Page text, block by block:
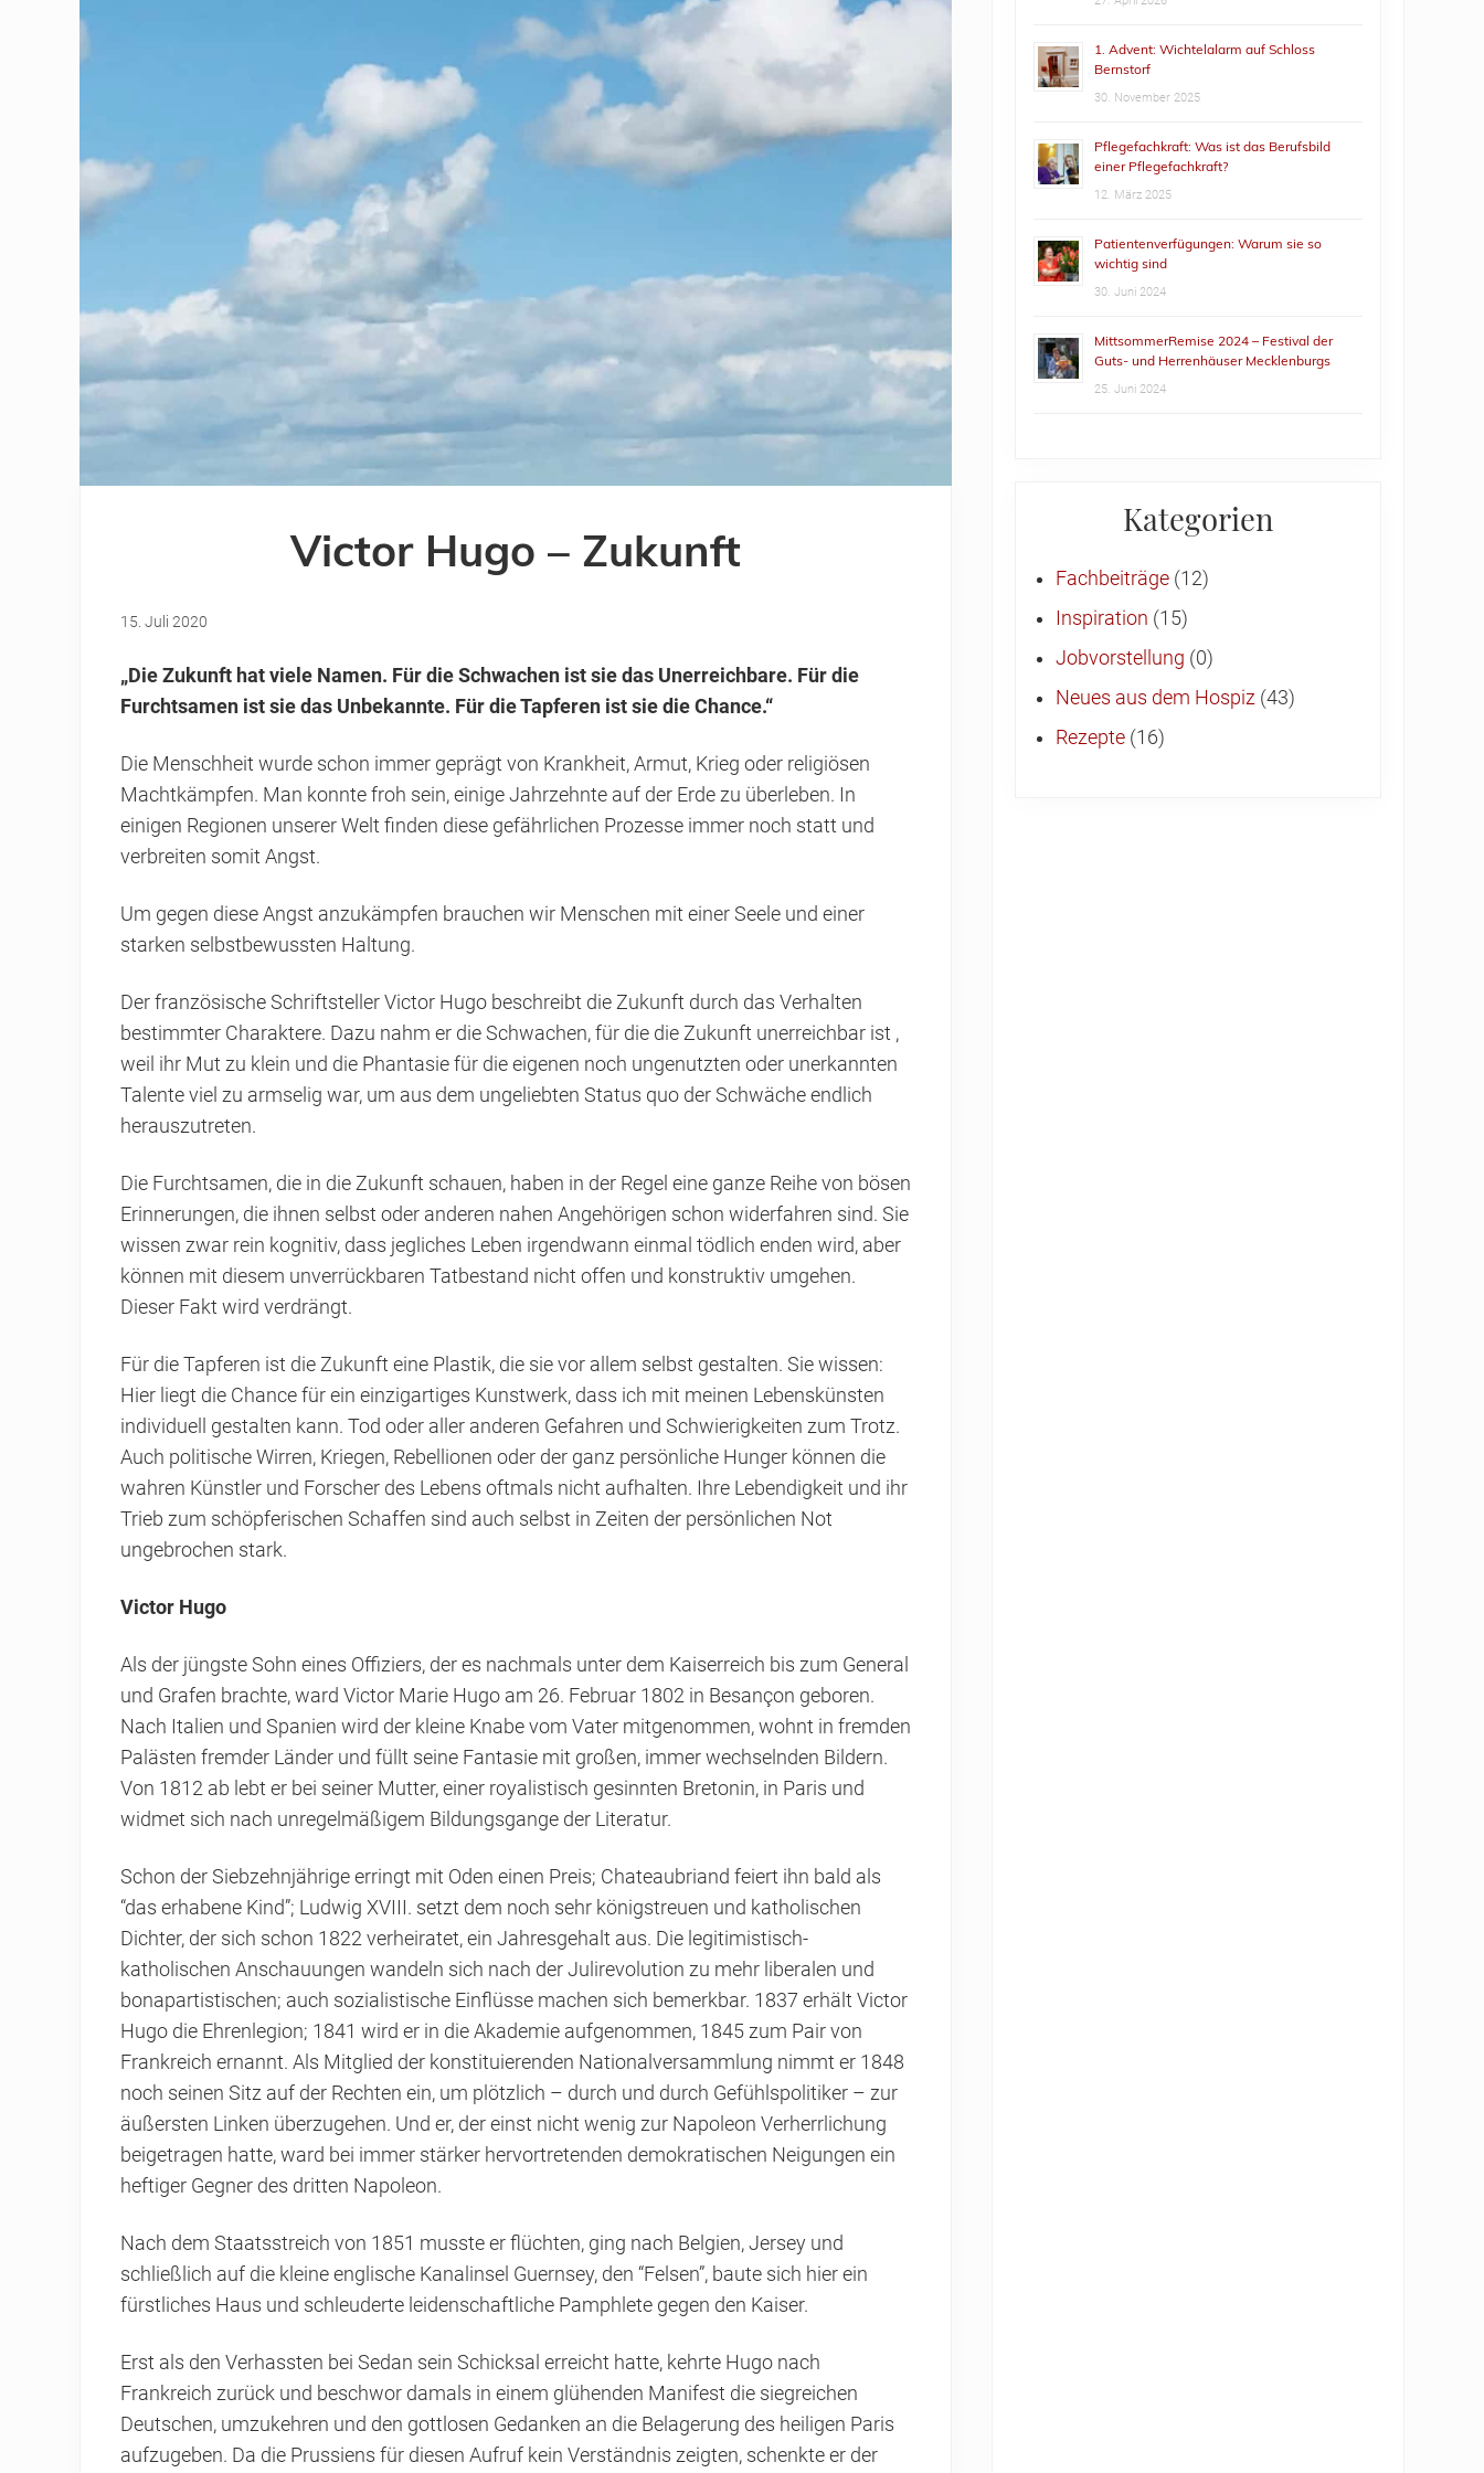
Victor Hugo – Zukunft
15. Juli 2020
„Die Zukunft hat viele Namen. Für die Schwachen ist sie das Unerreichbare. Für die
Furchtsamen ist sie das Unbekannte. Für die Tapferen ist sie die Chance.“
Die Menschheit wurde schon immer geprägt von Krankheit, Armut, Krieg oder religiösen
Machtkämpfen. Man konnte froh sein, einige Jahrzehnte auf der Erde zu überleben. In
einigen Regionen unserer Welt finden diese gefährlichen Prozesse immer noch statt und
verbreiten somit Angst.
Um gegen diese Angst anzukämpfen brauchen wir Menschen mit einer Seele und einer
starken selbstbewussten Haltung.
Der französische Schriftsteller Victor Hugo beschreibt die Zukunft durch das Verhalten
bestimmter Charaktere. Dazu nahm er die Schwachen, für die die Zukunft unerreichbar ist ,
weil ihr Mut zu klein und die Phantasie für die eigenen noch ungenutzten oder unerkannten
Talente viel zu armselig war, um aus dem ungeliebten Status quo der Schwäche endlich
herauszutreten.
Die Furchtsamen, die in die Zukunft schauen, haben in der Regel eine ganze Reihe von bösen
Erinnerungen, die ihnen selbst oder anderen nahen Angehörigen schon widerfahren sind. Sie
wissen zwar rein kognitiv, dass jegliches Leben irgendwann einmal tödlich enden wird, aber
können mit diesem unverrückbaren Tatbestand nicht offen und konstruktiv umgehen.
Dieser Fakt wird verdrängt.
Für die Tapferen ist die Zukunft eine Plastik, die sie vor allem selbst gestalten. Sie wissen:
Hier liegt die Chance für ein einzigartiges Kunstwerk, dass ich mit meinen Lebenskünsten
individuell gestalten kann. Tod oder aller anderen Gefahren und Schwierigkeiten zum Trotz.
Auch politische Wirren, Kriegen, Rebellionen oder der ganz persönliche Hunger können die
wahren Künstler und Forscher des Lebens oftmals nicht aufhalten. Ihre Lebendigkeit und ihr
Trieb zum schöpferischen Schaffen sind auch selbst in Zeiten der persönlichen Not
ungebrochen stark.
Victor Hugo
Als der jüngste Sohn eines Offiziers, der es nachmals unter dem Kaiserreich bis zum General
und Grafen brachte, ward Victor Marie Hugo am 26. Februar 1802 in Besançon geboren.
Nach Italien und Spanien wird der kleine Knabe vom Vater mitgenommen, wohnt in fremden
Palästen fremder Länder und füllt seine Fantasie mit großen, immer wechselnden Bildern.
Von 1812 ab lebt er bei seiner Mutter, einer royalistisch gesinnten Bretonin, in Paris und
widmet sich nach unregelmäßigem Bildungsgange der Literatur.
Schon der Siebzehnjährige erringt mit Oden einen Preis; Chateaubriand feiert ihn bald als
“das erhabene Kind”; Ludwig XVIII. setzt dem noch sehr königstreuen und katholischen
Dichter, der sich schon 1822 verheiratet, ein Jahresgehalt aus. Die legitimistisch-
katholischen Anschauungen wandeln sich nach der Julirevolution zu mehr liberalen und
bonapartistischen; auch sozialistische Einflüsse machen sich bemerkbar. 1837 erhält Victor
Hugo die Ehrenlegion; 1841 wird er in die Akademie aufgenommen, 1845 zum Pair von
Frankreich ernannt. Als Mitglied der konstituierenden Nationalversammlung nimmt er 1848
noch seinen Sitz auf der Rechten ein, um plötzlich – durch und durch Gefühlspolitiker – zur
äußersten Linken überzugehen. Und er, der einst nicht wenig zur Napoleon Verherrlichung
beigetragen hatte, ward bei immer stärker hervortretenden demokratischen Neigungen ein
heftiger Gegner des dritten Napoleon.
Nach dem Staatsstreich von 1851 musste er flüchten, ging nach Belgien, Jersey und
schließlich auf die kleine englische Kanalinsel Guernsey, den “Felsen”, baute sich hier ein
fürstliches Haus und schleuderte leidenschaftliche Pamphlete gegen den Kaiser.
Erst als den Verhassten bei Sedan sein Schicksal erreicht hatte, kehrte Hugo nach
Frankreich zurück und beschwor damals in einem glühenden Manifest die siegreichen
Deutschen, umzukehren und den gottlosen Gedanken an die Belagerung des heiligen Paris
aufzugeben. Da die Prussiens für diesen Aufruf kein Verständnis zeigten, schenkte er der
1. Advent: Wichtelalarm auf Schloss
Bernstorf
30. November 2025
Pflegefachkraft: Was ist das Berufsbild
einer Pflegefachkraft?
12. März 2025
Patientenverfügungen: Warum sie so
wichtig sind
30. Juni 2024
MittsommerRemise 2024 – Festival der
Guts- und Herrenhäuser Mecklenburgs
25. Juni 2024
Kategorien
Fachbeiträge (12)
Inspiration (15)
Jobvorstellung (0)
Neues aus dem Hospiz (43)
Rezepte (16)